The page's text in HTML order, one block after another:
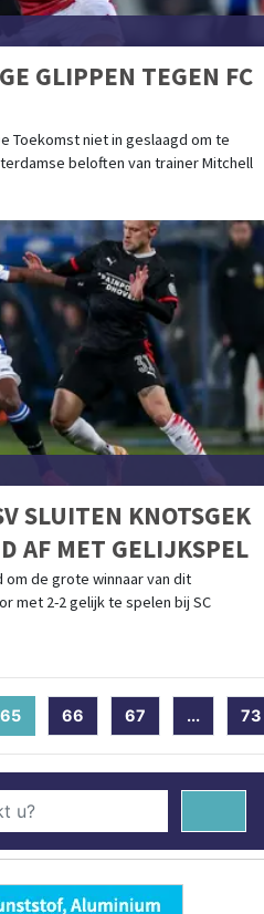
GLIPPEN TEGEN FC
Toekomst niet in geslaagd om te
beloften van trainer Mitchell
SLUITEN KNOTSGEK
AF MET GELIJKSPEL
om de grote winnaar van dit
met 2-2 gelijk te spelen bij SC
65 (current)
66 67 ... 73